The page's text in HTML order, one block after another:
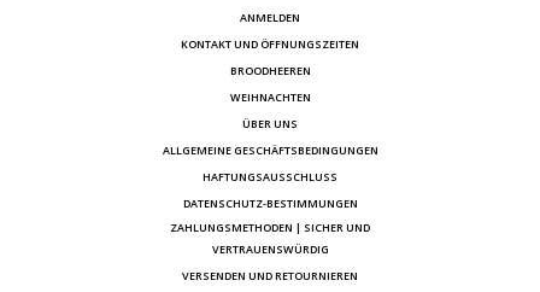
ANMELDEN
KONTAKT UND ÖFFNUNGSZEITEN
BROODHEEREN
WEIHNACHTEN
ÜBER UNS
ALLGEMEINE GESCHÄFTSBEDINGUNGEN
HAFTUNGSAUSSCHLUSS
DATENSCHUTZ-BESTIMMUNGEN
ZAHLUNGSMETHODEN | SICHER UND
VERTRAUENSWÜRDIG
VERSENDEN UND RETOURNIEREN